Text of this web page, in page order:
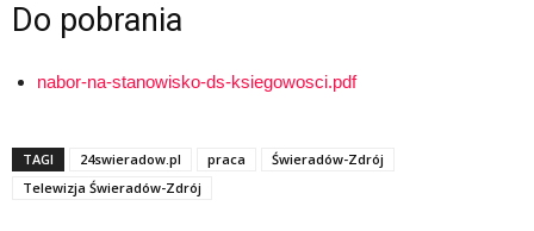
Do pobrania
nabor-na-stanowisko-ds-ksiegowosci.pdf
TAGI 24swieradow.pl praca
Świeradów-Zdrój
Telewizja Świeradów-Zdrój